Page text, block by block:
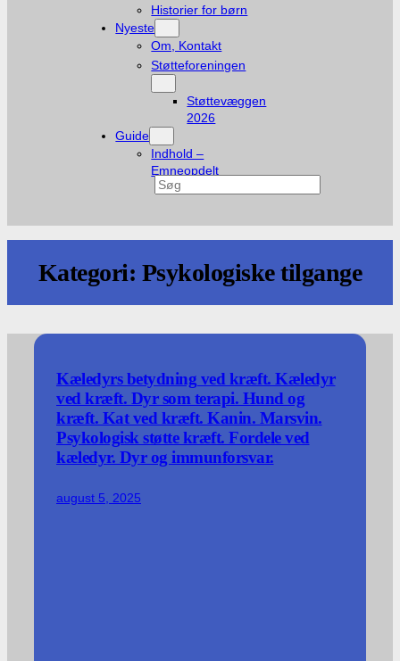
Historier for børn
Nyeste
Om, Kontakt
Støtteforeningen
Støttevæggen
2026
Guide
Indhold –
Emneopdelt
Søg
Kategori: Psykologiske tilgange
Kæledyrs betydning ved kræft. Kæledyr
ved kræft. Dyr som terapi. Hund og
kræft. Kat ved kræft. Kanin. Marsvin.
Psykologisk støtte kræft. Fordele ved
kæledyr. Dyr og immunforsvar.
august 5, 2025